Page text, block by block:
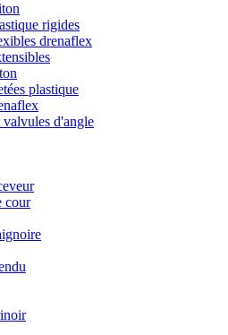
rigides
drenaflex
plastique
valvules d'angle
cour